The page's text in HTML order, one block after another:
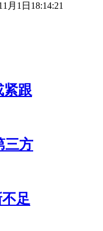
月1日18:14:21
紧跟
三方
足